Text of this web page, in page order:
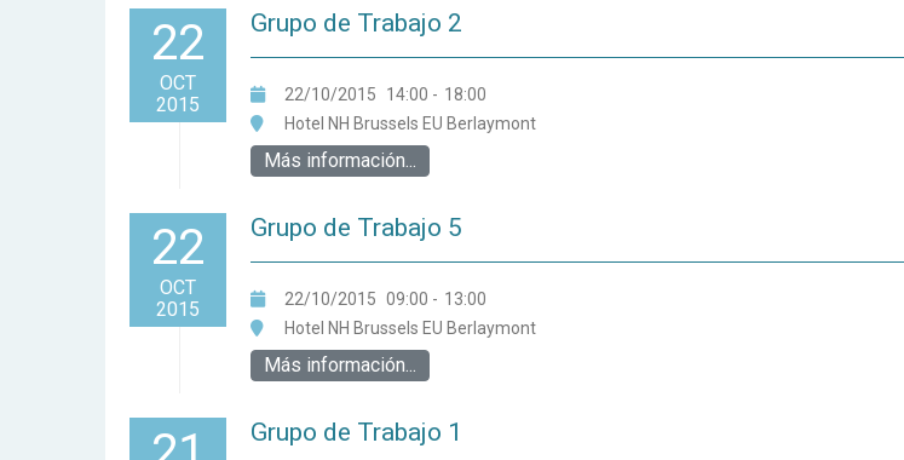
22
OCT
2015
Grupo de Trabajo 2
22/10/2015 14:00 - 18:00
Hotel NH Brussels EU Berlaymont
Más información...
22
OCT
2015
Grupo de Trabajo 5
22/10/2015 09:00 - 13:00
Hotel NH Brussels EU Berlaymont
Más información...
Grupo de Trabajo 1